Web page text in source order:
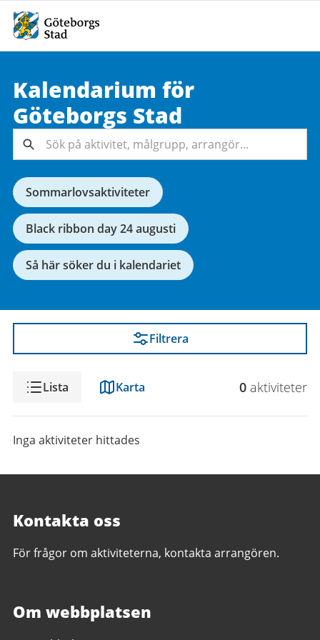
Kalendarium för
Göteborgs Stad
Sök på
aktivitet,
målgrupp,
arrangör...
Sök
Sommarlovsaktiviteter
Black ribbon day 24 augusti
Så här söker du i kalendariet
Filtrera
VisningLista Karta 0 aktiviteter
Inga aktiviteter hittades
Kontakta oss
För frågor om aktiviteterna, kontakta arrangören.
Om webbplatsen